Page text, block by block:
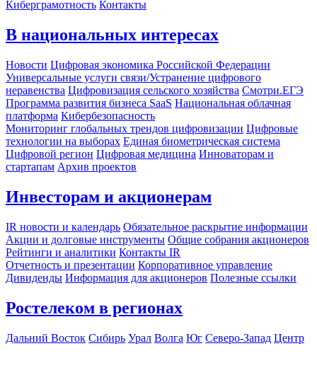
Киберграмотность Контакты
В национальных интересах
Новости Цифровая экономика Российской Федерации
Универсальные услуги связи/Устранение цифрового
неравенства Цифровизация сельского хозяйства Смотри.ЕГЭ
Программа развития бизнеса SaaS Национальная облачная
платформа Кибербезопасность
Мониторинг глобальных трендов цифровизации Цифровые
технологии на выборах Единая биометрическая система
Цифровой регион Цифровая медицина Инноваторам и
стартапам Архив проектов
Инвесторам и акционерам
IR новости и календарь Обязательное раскрытие информации
Акции и долговые инструменты Общие собрания акционеров
Рейтинги и аналитики Контакты IR
Отчетность и презентации Корпоративное управление
Дивиденды Информация для акционеров Полезные ссылки
Ростелеком в регионах
Дальний Восток Сибирь Урал Волга Юг Северо-Запад Центр